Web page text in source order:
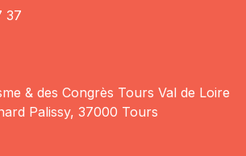
37
& des Congrès Tours Val de Loire
Palissy, 37000 Tours